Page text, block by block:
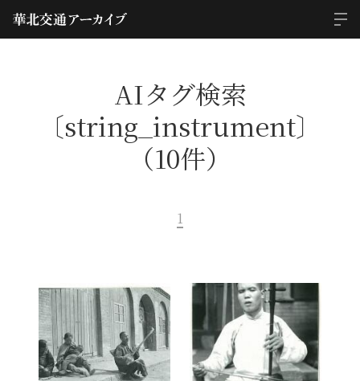
AIタグ検索
〔string_instrument〕
（10件）
1